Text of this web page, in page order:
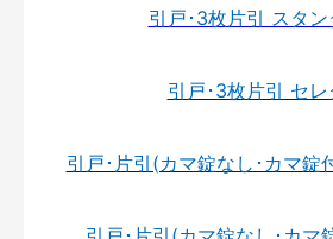
引戸･3枚片引 スタン
引戸･3枚片引 セレ
引戸･片引(カマ錠なし･カマ錠